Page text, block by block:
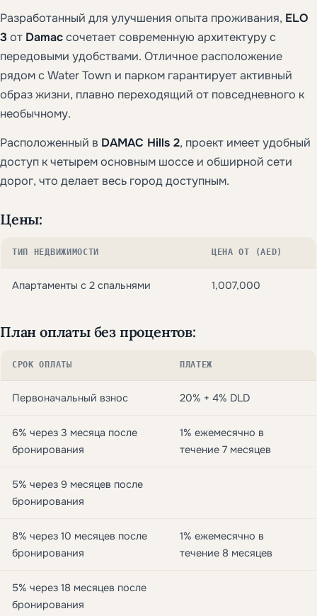
Разработанный для улучшения опыта проживания, ELO
3 от Damacсочетает современную архитектуру с
передовыми удобствами. Отличное расположение
рядом с Water Town и парком гарантирует активный
образ жизни, плавно переходящий от повседневного к
необычному.
Расположенный в DAMAC Hills 2, проект имеет удобный
доступ к четырем основным шоссе и обширной сети
дорог, что делает весь город доступным.
Цены:
ТИП НЕДВИЖИМОСТИ ЦЕНА ОТ (AED)
Апартаменты с 2 спальнями 1,007,000
План оплаты без процентов:
СРОК ОПЛАТЫ ПЛАТЕЖ
Первоначальный взнос 20% + 4% DLD
6% через 3 месяца после
бронирования
1% ежемесячно в
течение 7 месяцев
5% через 9 месяцев после
бронирования
8% через 10 месяцев после
бронирования
1% ежемесячно в
течение 8 месяцев
5% через 18 месяцев после
бронирования